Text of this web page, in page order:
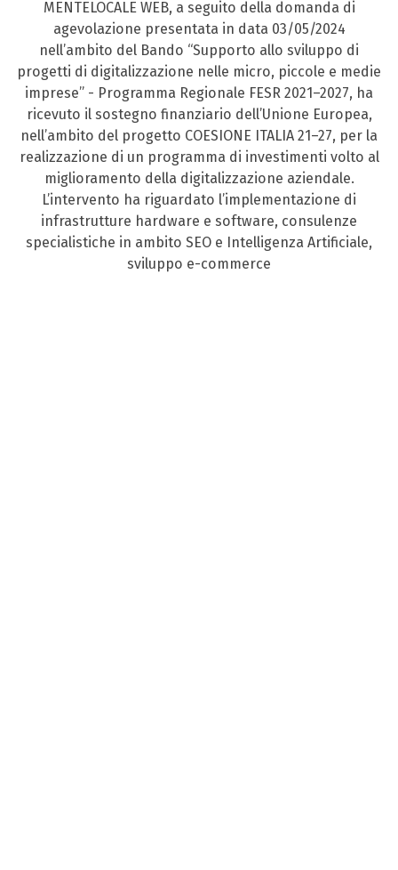
MENTELOCALE WEB, a seguito della domanda di
agevolazione presentata in data 03/05/2024
nell’ambito del Bando “Supporto allo sviluppo di
progetti di digitalizzazione nelle micro, piccole e medie
imprese” - Programma Regionale FESR 2021–2027, ha
ricevuto il sostegno finanziario dell’Unione Europea,
nell’ambito del progetto COESIONE ITALIA 21–27, per la
realizzazione di un programma di investimenti volto al
miglioramento della digitalizzazione aziendale.
L’intervento ha riguardato l’implementazione di
infrastrutture hardware e software, consulenze
specialistiche in ambito SEO e Intelligenza Artificiale,
sviluppo e-commerce